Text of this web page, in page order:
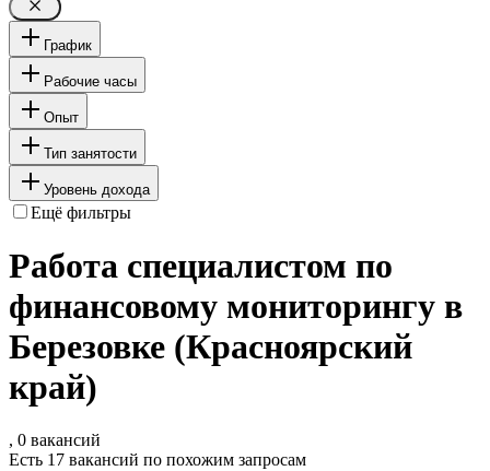
График
Рабочие часы
Опыт
Тип занятости
Уровень дохода
Ещё фильтры
Работа специалистом по
финансовому мониторингу в
Березовке (Красноярский
край)
, 0 вакансий
Есть 17 вакансий по похожим запросам